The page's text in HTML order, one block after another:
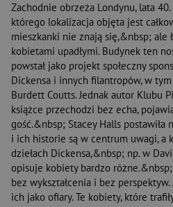
Zachodnie obrzeża Londynu, lata
którego lokalizacja objęta jest
mieszkanki nie znają się,&nbsp; ale
kobietami upadłymi. Budynek ten
powstał jako projekt społeczny
Dickensa i innych filantropów, w
Burdett Coutts. Jednak autor Klubu
książce przechodzi bez echa,
gość.&nbsp; Stacey Halls
i ich historie są w centrum uwagi, a
dziełach Dickensa,&nbsp; np. w
opisuje kobiety bardzo
bez wykształcenia i bez
ich jako ofiary. Te kobiety, które